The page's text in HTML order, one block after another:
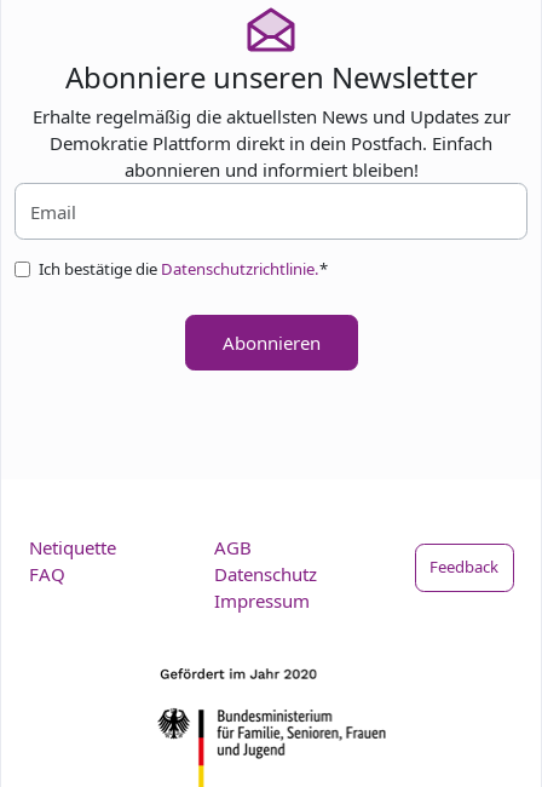
Abonniere unseren Newsletter
Erhalte regelmäßig die aktuellsten News und Updates zur
Demokratie Plattform direkt in dein Postfach. Einfach
abonnieren und informiert bleiben!
Ich bestätige die Datenschutzrichtlinie.*
Abonnieren
Netiquette
FAQ
AGB
Datenschutz
Impressum
Feedback